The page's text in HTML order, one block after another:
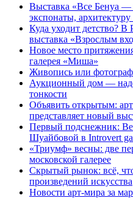
Выставка «Все Бенуа —
экспонаты, архитектуру
Куда уходит детство? В
выставка «Взрослым
Новое место
галерея «Миша»
Живопись или
Аукционный дом —
тонкости
Объявить открытым:
представляет новый
Первый подснежник:
Шуайбовой в Introvert
«Триумф» весны: две
московской галерее
Скрытый рынок: всё,
произведений искусства
Новости арт-мира за